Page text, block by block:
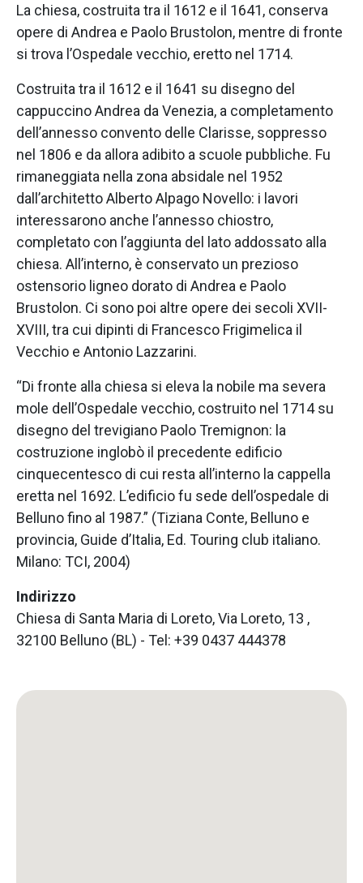
La chiesa, costruita tra il 1612 e il 1641, conserva
opere di Andrea e Paolo Brustolon, mentre di fronte
si trova l’Ospedale vecchio, eretto nel 1714.
Costruita tra il 1612 e il 1641 su disegno del
cappuccino Andrea da Venezia, a completamento
dell’annesso convento delle Clarisse, soppresso
nel 1806 e da allora adibito a scuole pubbliche. Fu
rimaneggiata nella zona absidale nel 1952
dall’architetto Alberto Alpago Novello: i lavori
interessarono anche l’annesso chiostro,
completato con l’aggiunta del lato addossato alla
chiesa. All’interno, è conservato un prezioso
ostensorio ligneo dorato di Andrea e Paolo
Brustolon. Ci sono poi altre opere dei secoli XVII-
XVIII, tra cui dipinti di Francesco Frigimelica il
Vecchio e Antonio Lazzarini.
“Di fronte alla chiesa si eleva la nobile ma severa
mole dell’Ospedale vecchio, costruito nel 1714 su
disegno del trevigiano Paolo Tremignon: la
costruzione inglobò il precedente edificio
cinquecentesco di cui resta all’interno la cappella
eretta nel 1692. L’edificio fu sede dell’ospedale di
Belluno fino al 1987.” (Tiziana Conte, Belluno e
provincia, Guide d’Italia, Ed. Touring club italiano.
Milano: TCI, 2004)
Indirizzo
Chiesa di Santa Maria di Loreto, Via Loreto, 13 ,
32100 Belluno (BL) - Tel: +39 0437 444378